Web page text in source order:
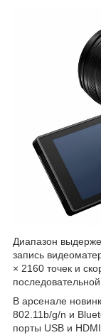
Диапазон
запись
× 2160 точек и
В арсенале
802.11b/g/n и
порты USB и